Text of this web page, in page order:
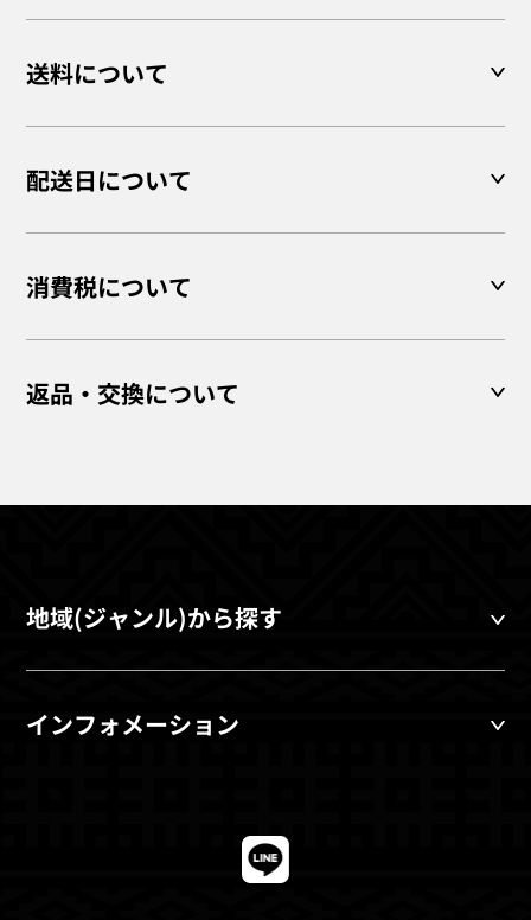
送料について
配送日について
消費税について
返品・交換について
地域(ジャンル)から探す
インフォメーション